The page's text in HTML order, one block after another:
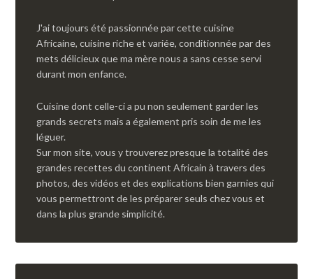
J'ai toujours été passionnée par cette cuisine
Africaine, cuisine riche et variée, conditionnée par des
mets délicieux que ma mère nous a sans cesse servi
durant mon enfance.
Cuisine dont celle-ci a pu non seulement garder les
grands secrets mais a également pris soin de me les
léguer.
Sur mon site, vous y trouverez presque la totalité des
grandes recettes du continent Africain à travers des
photos, des vidéos et des explications bien garnies qui
vous permettront de les préparer seuls chez vous et
dans la plus grande simplicité.